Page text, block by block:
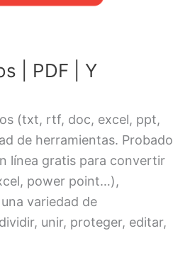
| PDF | Y
(txt, rtf, doc, excel, ppt,
de herramientas. Probado
línea gratis para convertir
power point…),
variedad de
unir, proteger, editar,